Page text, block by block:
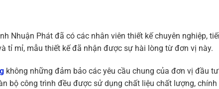
Nhuận Phát đã có các nhân viên thiết kế chuyên nghiệp,
tỉ mỉ, mẫu thiết kế đã nhận được sự hài lòng từ đơn vị này.
không những đảm bảo các yêu cầu chung của đơn vị đầu
bộ công trình đều được sử dụng chất liệu chất lượng,